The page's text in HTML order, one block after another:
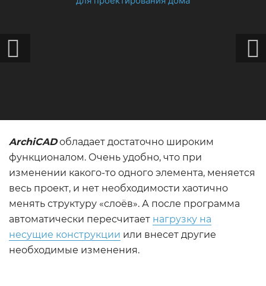
ArchiCADобладает достаточно широким
функционалом. Очень удобно, что при
изменении какого-то одного элемента, меняется
весь проект, и нет необходимости хаотично
менять структуру «слоёв». А после программа
автоматически пересчитает нагрузку на
несущие конструкции или внесет другие
необходимые изменения.